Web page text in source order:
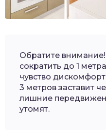
Обратите
сократить до 1
чувство
3 метров заставит
лишние
утомят.